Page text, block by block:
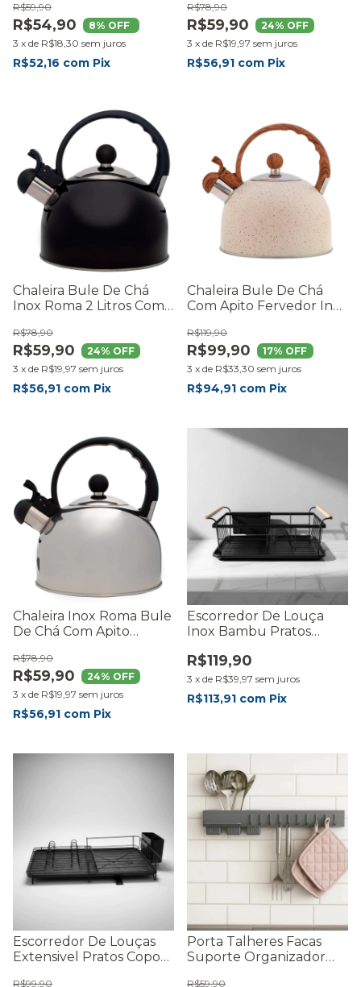
Cabide
R$54,90
R$59,90
8% OFF
3 x de R$18,30 sem juros
R$52,16 com Pix
Premium - RMaisCasa
R$59,90
R$78,90
24% OFF
3 x de R$19,97 sem juros
R$56,91 com Pix
Chaleira Bule De Chá
Inox Roma 2 Litros Com
Moderna Premium -
RMaisCasa
R$59,90
R$78,90
24% OFF
3 x de R$19,97 sem juros
R$56,91 com Pix
Chaleira Bule De Chá
Com Apito Fervedor Inox
Premium - RMaisCasa
R$99,90
R$119,90
17% OFF
3 x de R$33,30 sem juros
R$94,91 com Pix
Chaleira Inox Roma Bule
De Chá Com Apito
Cozinha Moderna -
RMaisCasa
R$59,90
R$78,90
24% OFF
3 x de R$19,97 sem juros
R$56,91 com Pix
Escorredor De Louça
Inox Bambu Pratos
Bandeja Premium Preto
- RMaisCasa
R$119,90
3 x de R$39,97 sem juros
R$113,91 com Pix
Escorredor De Louças
Extensivel Pratos Copos
R$99,90
Porta Talheres Facas
Suporte Organizador
R$59,90